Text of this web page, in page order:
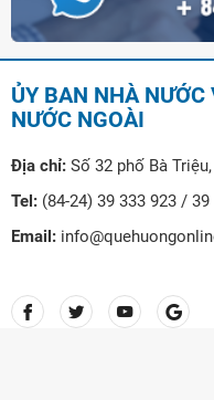
ỦY BAN NHÀ
NƯỚC NGOÀI
Địa chỉ: Số 32 phố Bà
Tel: (84-24) 39 333 923 / 39
Email: